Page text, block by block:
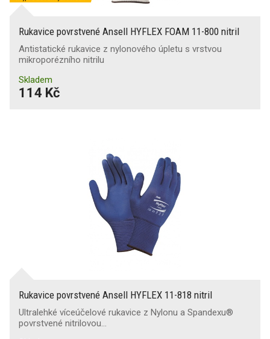
Rukavice povrstvené Ansell HYFLEX FOAM 11-800 nitril
Antistatické rukavice z nylonového úpletu s vrstvou
mikroporézního nitrilu
Skladem
114 Kč
Rukavice povrstvené Ansell HYFLEX 11-818 nitril
Ultralehké víceúčelové rukavice z Nylonu a Spandexu®
povrstvené nitrilovou…